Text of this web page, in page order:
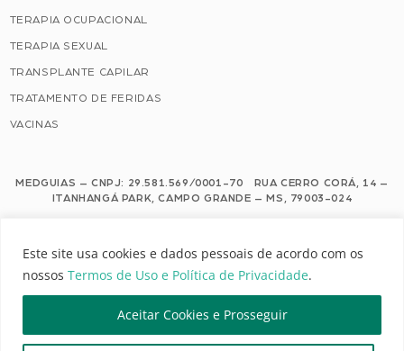
Este site usa cookies e dados pessoais de acordo com os
nossos Termos de Uso e Política de Privacidade.
Aceitar Cookies e Prosseguir
TERAPIA OCUPACIONAL
TERAPIA SEXUAL
TRANSPLANTE CAPILAR
TRATAMENTO DE FERIDAS
VACINAS
MEDGUIAS – CNPJ: 29.581.569/0001-70 RUA CERRO CORÁ, 14 –
ITANHANGÁ PARK, CAMPO GRANDE – MS, 79003-024
Este site usa cookies e dados pessoais de acordo com os nossos Termos de
Uso e Política de Privacidade.
Configuração de Cookies
MEDGUIAS | TODOS OS DIREITOS RESERVADOS